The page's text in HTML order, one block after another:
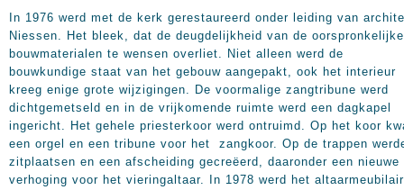
In 1976 werd met de kerk gerestaureerd onder leiding van
Niessen. Het bleek, dat de deugdelijkheid van de oorspronkelijke
bouwmaterialen te wensen overliet. Niet alleen werd de
bouwkundige staat van het gebouw aangepakt, ook het interieur
kreeg enige grote wijzigingen. De voormalige zangtribune werd
dichtgemetseld en in de vrijkomende ruimte werd een dagkapel
ingericht. Het gehele priesterkoor werd ontruimd. Op het koor
een orgel en een tribune voor het zangkoor. Op de trappen
zitplaatsen en een afscheiding gecreëerd, daaronder een nieuwe
verhoging voor het vieringaltaar. In 1978 werd het altaarmeubilair